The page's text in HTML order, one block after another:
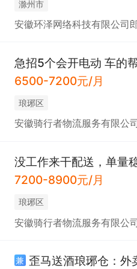
滁州市
安徽环泽网络科技有限公司
急招5个会开电动 车的
6500-7200元/月
琅琊区
安徽骑行者物流服务有限公司
没工作来干配送，单量
7200-8900元/月
琅琊区
安徽骑行者物流服务有限公司
兼